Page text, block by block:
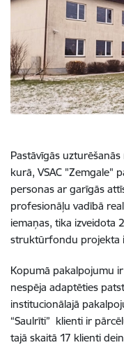
Pastāvīgās
kurā, VSAC "Zemgale"
personas ar garīgās
profesionāļu vadībā
iemaņas, tika izveidota
struktūrfondu projekta
Kopumā pakalpojumu
nespēja adaptēties
institucionālajā
“Saulrīti” klienti ir
tajā skaitā 17 klienti